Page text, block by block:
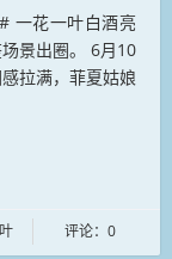
一花一叶白酒亮
景出圈。 6月10
拉满，菲夏姑娘
镜。暖调灯光勾
评论：0